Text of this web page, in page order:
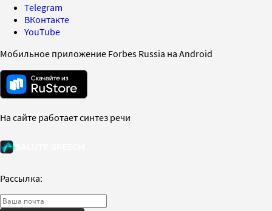
Telegram
ВКонтакте
YouTube
Мобильное приложение Forbes Russia на Android
На сайте работает синтез речи
Рассылка: